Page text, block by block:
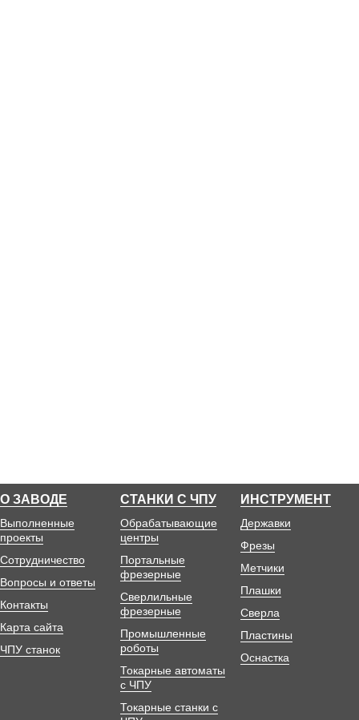
О ЗАВОДЕ
Выполненные
проекты
Сотрудничество
Вопросы и ответы
Контакты
Карта сайта
ЧПУ станок
СТАНКИ С ЧПУ
Обрабатывающие
центры
Портальные
фрезерные
Сверлильные
фрезерные
Промышленные
роботы
Токарные автоматы
с ЧПУ
Токарные станки с
ИНСТРУМЕНТ
Державки
Фрезы
Метчики
Плашки
Сверла
Пластины
Оснастка